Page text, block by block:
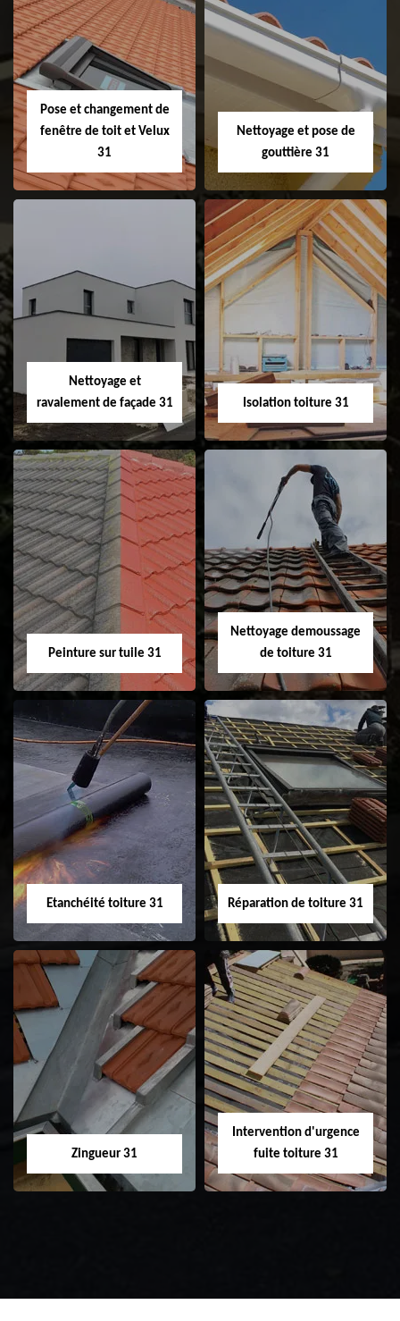
Couvreur 31
Etanchéité de
faitage et faitière
31
Pose et changement de
fenêtre de toit et Velux
31
Pose et
changement de
fenêtre de toit et
Velux 31
Nettoyage et pose de
gouttière 31
Nettoyage et pose
Nettoyage et
ravalement de façade 31
Nettoyage et
ravalement de
façade 31
Isolation toiture 31
Isolation toiture 31
Peinture sur tuile 31
Peinture sur tuile
31
Nettoyage demoussage
de toiture 31
Nettoyage
demoussage de
toiture 31
Etanchéité toiture 31
Etanchéité toiture
31
Réparation de toiture 31
Réparation de
toiture 31
Zingueur 31
Intervention d'urgence
fuite toiture 31